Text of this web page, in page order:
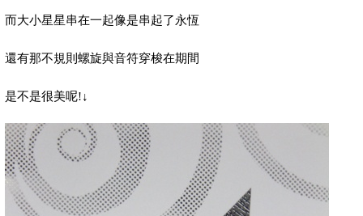
而大小星星串在一起像是串起了永恆
還有那不規則螺旋與音符穿梭在期間
是不是很美呢!↓